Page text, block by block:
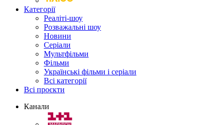
Категорії
Реаліті-шоу
Розважальні шоу
Новини
Серіали
Мультфільми
Фільми
Українські фільми і серіали
Всі категорії
Всі проєкти
Канали